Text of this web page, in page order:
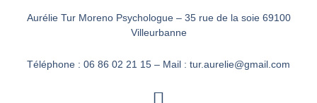
Aurélie Tur Moreno Psychologue – 35 rue de la soie 69100
Villeurbanne
Téléphone : 06 86 02 21 15 – Mail : tur.aurelie@gmail.com